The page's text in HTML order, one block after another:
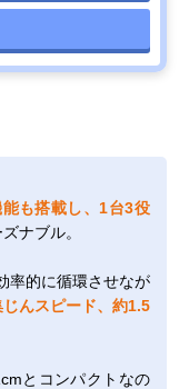
も搭載し、1台3役
ナブル。
率的に循環させなが
んスピード、約1.5
とコンパクトなの